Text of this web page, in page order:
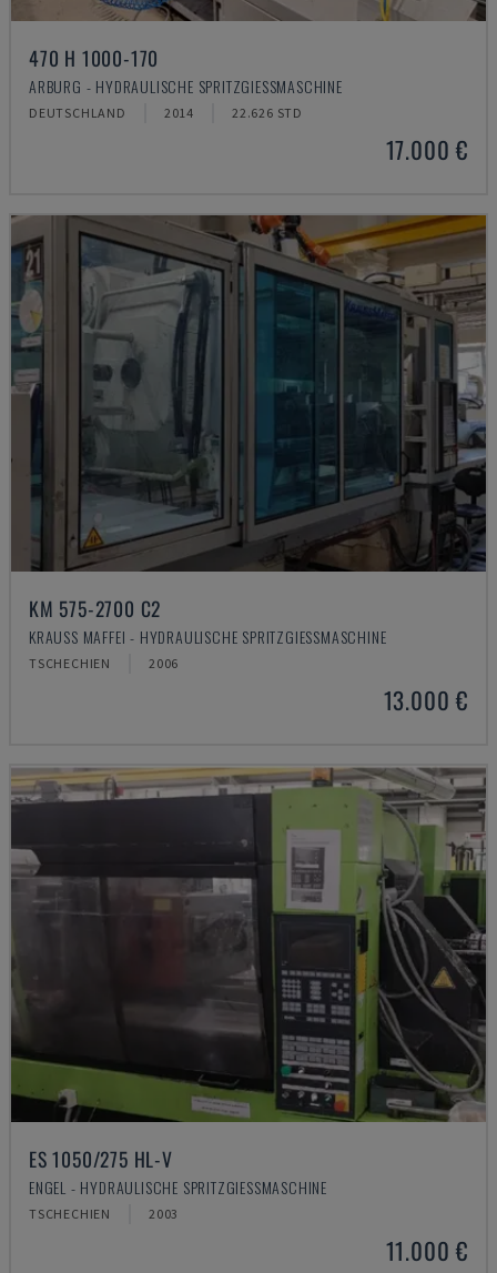
470 H 1000-170
ARBURG - HYDRAULISCHE SPRITZGIESSMASCHINE
DEUTSCHLAND 2014 22.626 STD
17.000 €
KM 575-2700 C2
KRAUSS MAFFEI - HYDRAULISCHE SPRITZGIESSMASCHINE
TSCHECHIEN 2006
13.000 €
ES 1050/275 HL-V
ENGEL - HYDRAULISCHE SPRITZGIESSMASCHINE
TSCHECHIEN 2003
11.000 €